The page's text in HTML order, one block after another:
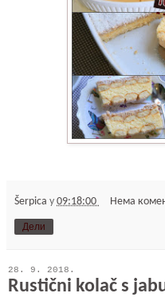
Šerpica у 09:18:00 Нема
Дели
28. 9. 2018.
Rustični kolač s